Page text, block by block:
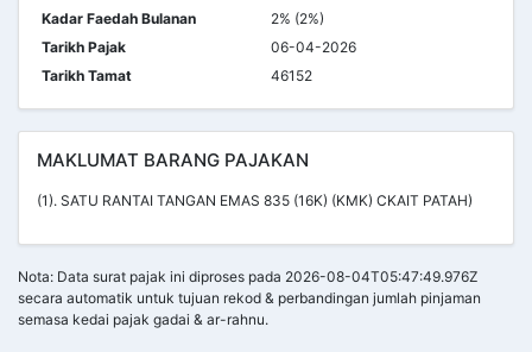
Kadar Faedah Bulanan
2% (2%)
Tarikh Pajak
06-04-2026
Tarikh Tamat
46152
MAKLUMAT BARANG PAJAKAN
(1). SATU RANTAI TANGAN EMAS 835 (16K) (KMK) CKAIT PATAH)
Nota: Data surat pajak ini diproses pada 2026-08-04T05:47:49.976Z
secara automatik untuk tujuan rekod & perbandingan jumlah pinjaman
semasa kedai pajak gadai & ar-rahnu.